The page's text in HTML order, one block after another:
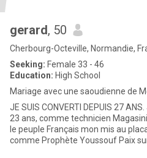
gerard, 50
Cherbourg-Octeville, Normandie,
Seeking: Female 33 - 46
Education: High School
Mariage avec une saoudienne de
JE SUIS CONVERTI DEPUIS 27
23 ans, comme technicien
le peuple Français mon mis au
comme Prophète Youssouf Paix